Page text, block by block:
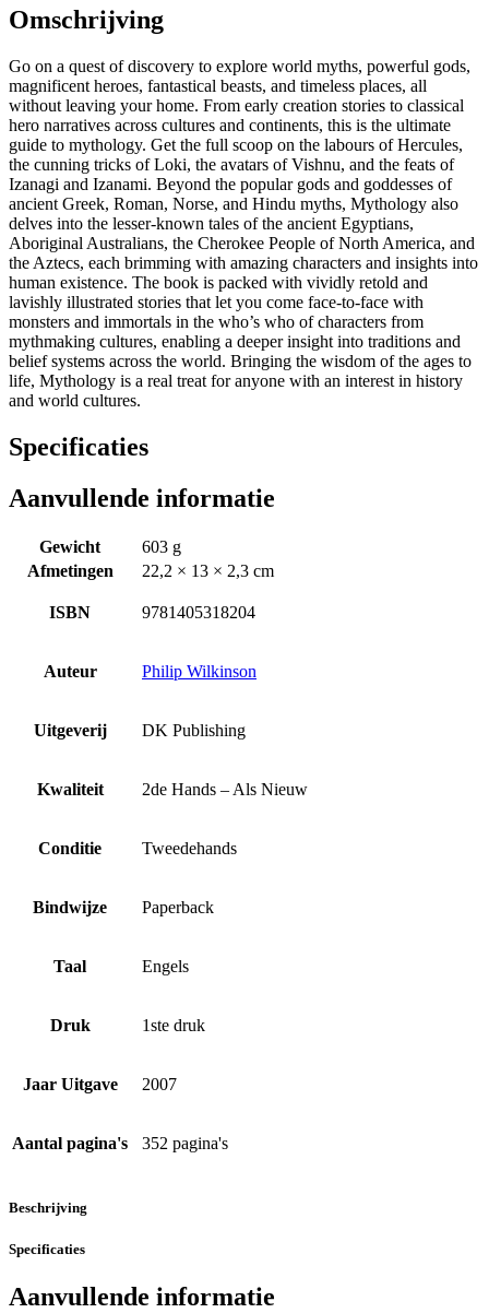
Omschrijving
Go on a quest of discovery to explore world myths, powerful gods,
magnificent heroes, fantastical beasts, and timeless places, all
without leaving your home. From early creation stories to classical
hero narratives across cultures and continents, this is the ultimate
guide to mythology. Get the full scoop on the labours of Hercules,
the cunning tricks of Loki, the avatars of Vishnu, and the feats of
Izanagi and Izanami. Beyond the popular gods and goddesses of
ancient Greek, Roman, Norse, and Hindu myths, Mythology also
delves into the lesser-known tales of the ancient Egyptians,
Aboriginal Australians, the Cherokee People of North America, and
the Aztecs, each brimming with amazing characters and insights into
human existence. The book is packed with vividly retold and
lavishly illustrated stories that let you come face-to-face with
monsters and immortals in the who’s who of characters from
mythmaking cultures, enabling a deeper insight into traditions and
belief systems across the world. Bringing the wisdom of the ages to
life, Mythology is a real treat for anyone with an interest in history
and world cultures.
Specificaties
Aanvullende informatie
Gewicht
603 g
Afmetingen
22,2 × 13 × 2,3 cm
ISBN 9781405318204
Auteur Philip Wilkinson
Uitgeverij DK Publishing
Kwaliteit 2de Hands – Als Nieuw
Conditie Tweedehands
Bindwijze Paperback
Taal Engels
Druk 1ste druk
Jaar Uitgave 2007
Aantal pagina's 352 pagina's
Beschrijving
Specificaties
Aanvullende informatie